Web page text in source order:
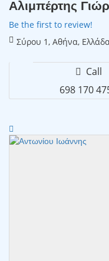
Αλιμπέρτης
Be the first to review!
Σύρου 1, Αθήνα,
Call
698 170